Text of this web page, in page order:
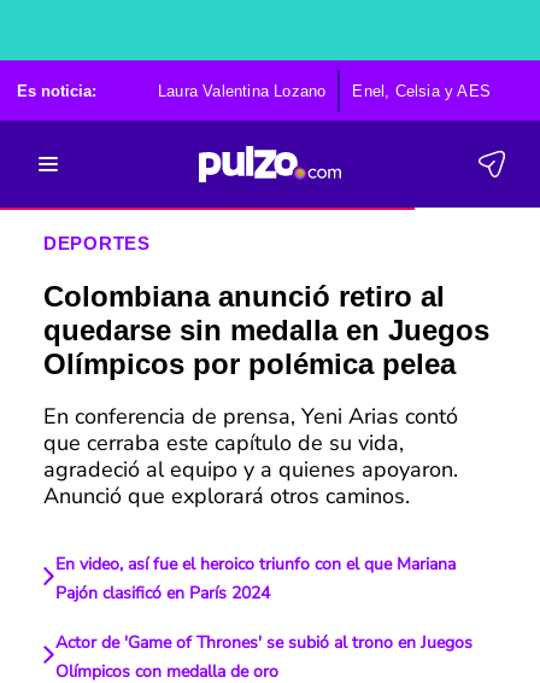
Es noticia: Laura Valentina Lozano Enel, Celsia y AES
DEPORTES
Colombiana anunció retiro al
quedarse sin medalla en Juegos
Olímpicos por polémica pelea
En conferencia de prensa, Yeni Arias contó
que cerraba este capítulo de su vida,
agradeció al equipo y a quienes apoyaron.
Anunció que explorará otros caminos.
En video, así fue el heroico triunfo con el que Mariana
Pajón clasificó en París 2024
Actor de 'Game of Thrones' se subió al trono en Juegos
Olímpicos con medalla de oro